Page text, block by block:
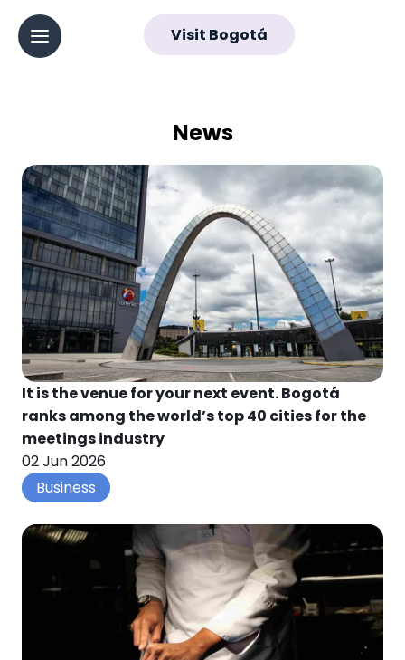
Abrir menú principal
Navegación
Visit Bogotá
News
It is the venue for your next event. Bogotá
ranks among the world’s top 40 cities for the
meetings industry
02 Jun 2026
Business